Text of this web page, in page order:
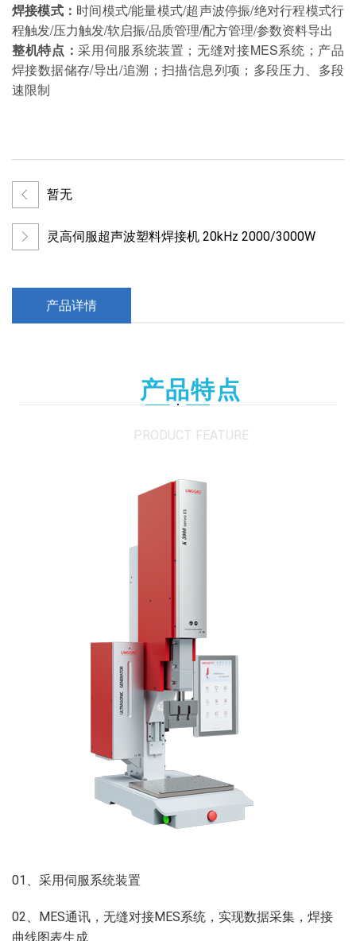
焊接模式： 时间模式/能量模式/超声波停振/绝对行程模式行
程触发/压力触发/软启振/品质管理/配方管理/参数资料导出
整机特点：采用伺服系统装置；无缝对接MES系统；产品
焊接数据储存/导出/追溯；扫描信息列项；多段压力、多段
速限制
暂无
灵高伺服超声波塑料焊接机 20kHz 2000/3000W
产品详情
产品特点
PRODUCT FEATURE
01、采用伺服系统装置
02、MES通讯，无缝对接MES系统，实现数据采集，焊接
曲线图表生成